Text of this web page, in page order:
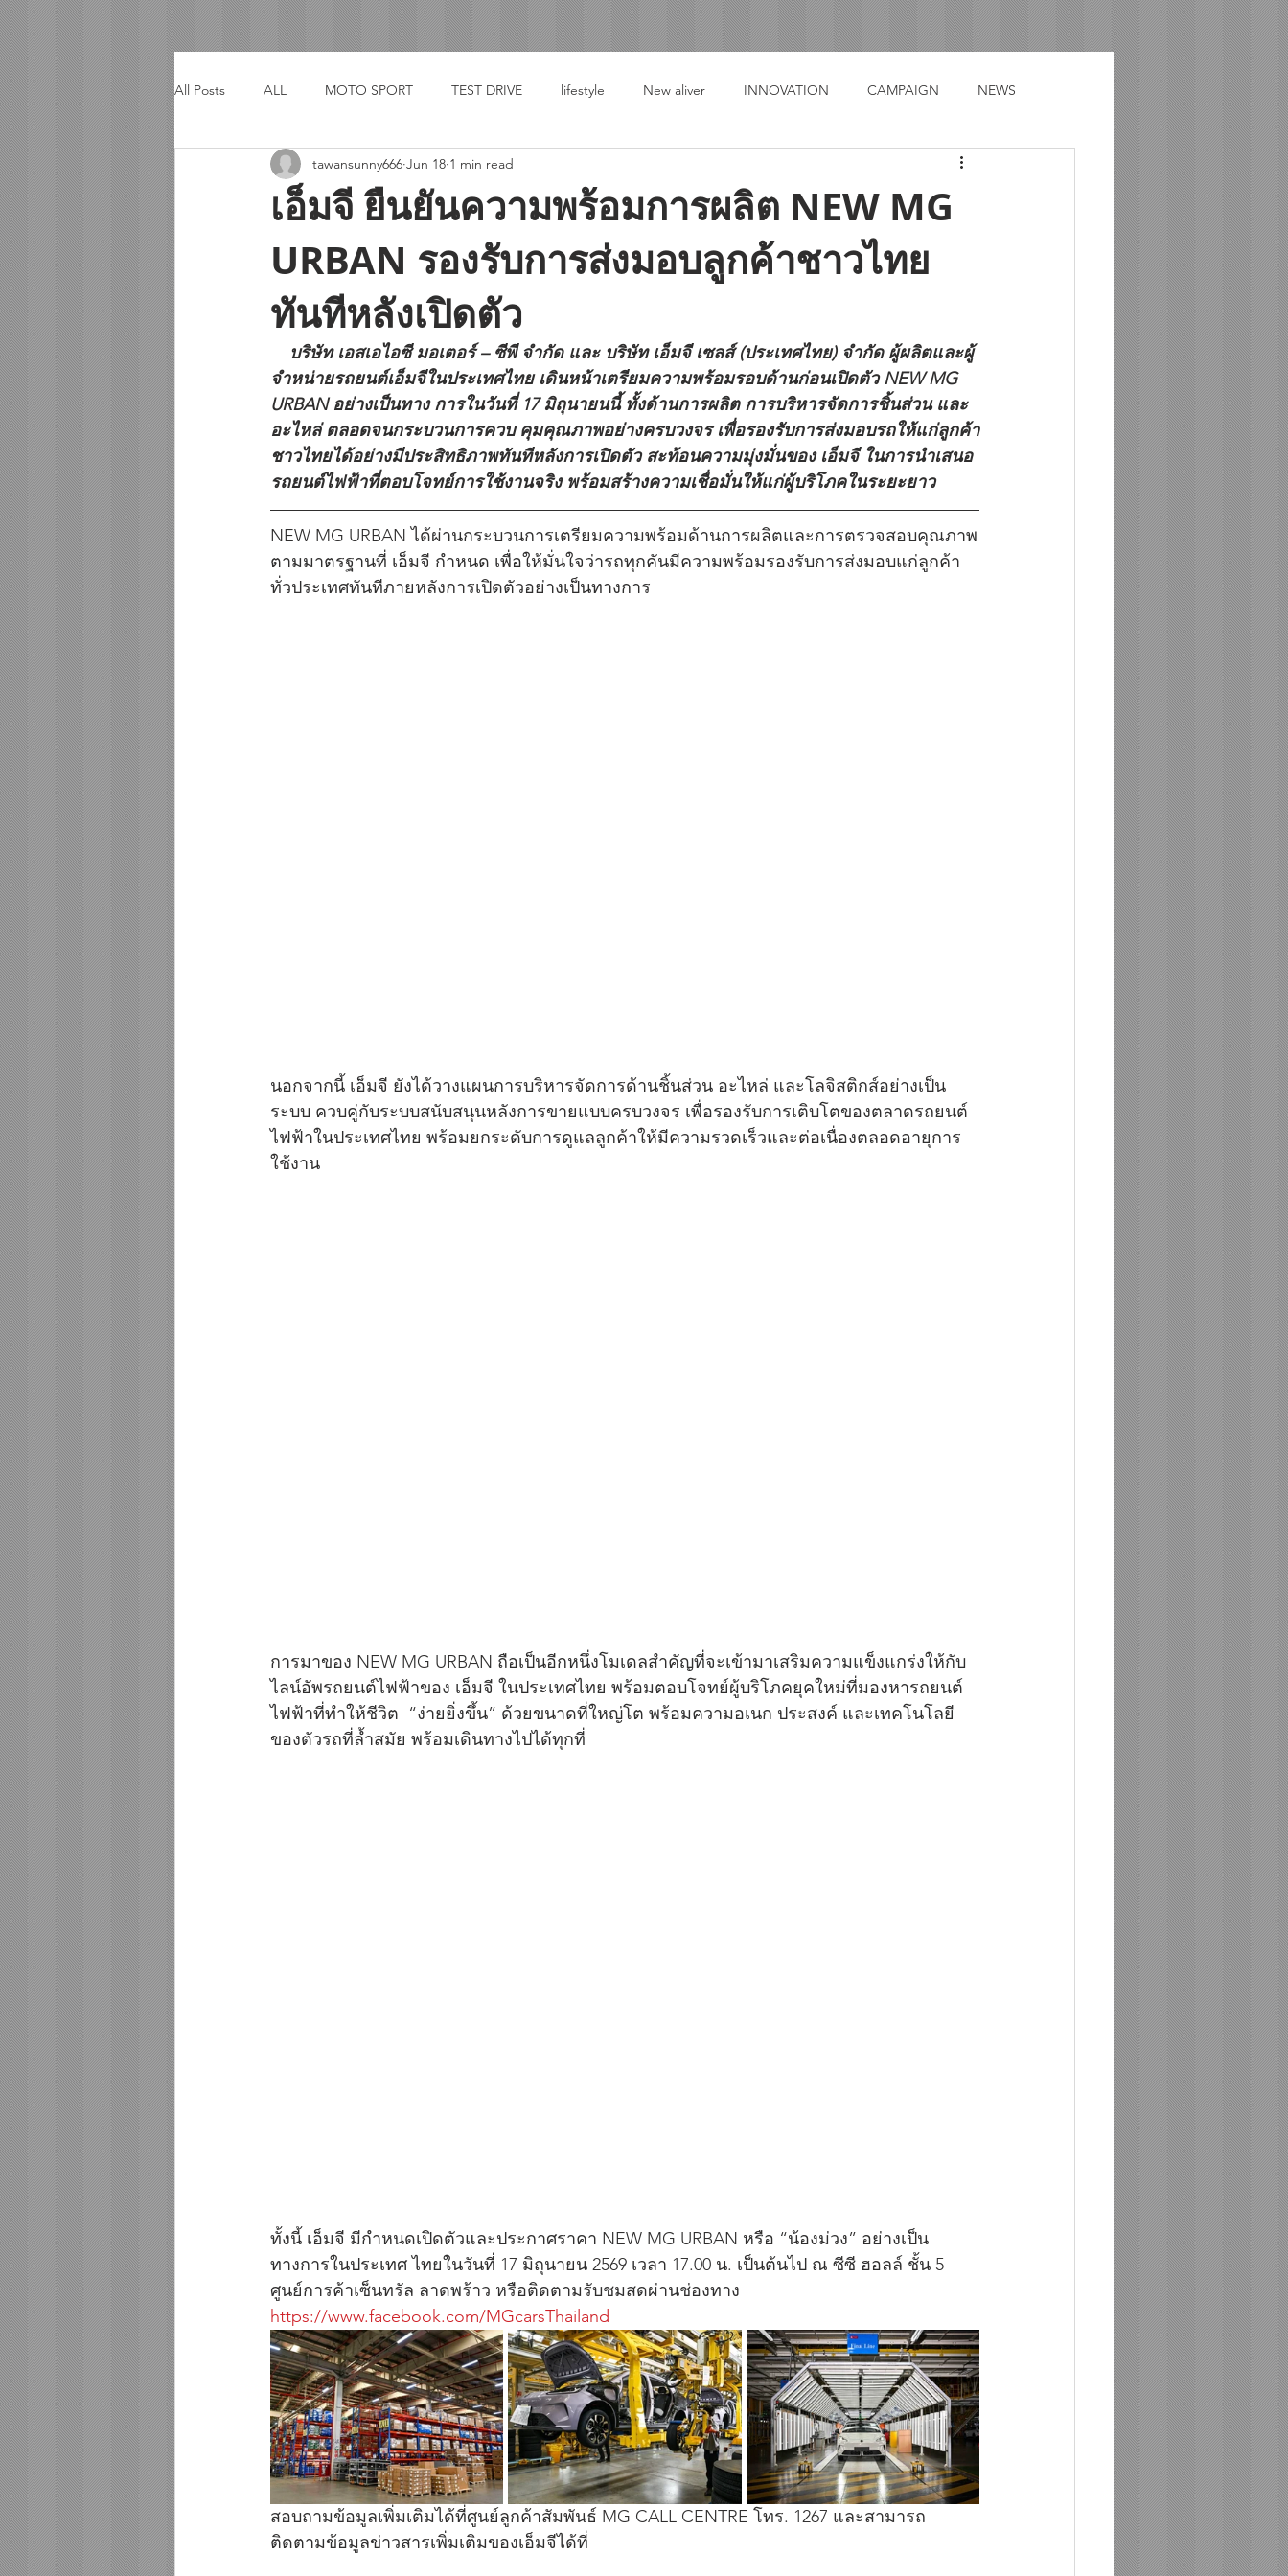
All Posts ALL MOTO SPORT TEST DRIVE lifestyle New aliver INNOVATION CAMPAIGN NEWS
TRIP
เอ็มจี ยืนยันความพร้อมการผลิต NEW MG
URBAN รองรับการส่งมอบลูกค้าชาวไทย
ทันทีหลังเปิดตัว
tawansunny666 Jun 18 1 min read
จำหน่ายรถยนต์เอ็มจีในประเทศไทย เดินหน้าเตรียมความพร้อมรอบด้านก่อนเปิดตัว NEW MG
URBAN อย่างเป็นทาง การในวันที่ 17 มิถุนายนนี้ ทั้งด้านการผลิต การบริหารจัดการชิ้นส่วน และ
อะไหล่ ตลอดจนกระบวนการควบ คุมคุณภาพอย่างครบวงจร เพื่อรองรับการส่งมอบรถให้แก่ลูกค้า
ชาวไทยได้อย่างมีประสิทธิภาพทันทีหลังการเปิดตัว สะท้อนความมุ่งมั่นของ เอ็มจี ในการนำเสนอ
รถยนต์ไฟฟ้าที่ตอบโจทย์การใช้งานจริง พร้อมสร้างความเชื่อมั่นให้แก่ผู้บริโภคในระยะยาว
NEW MG URBAN ได้ผ่านกระบวนการเตรียมความพร้อมด้านการผลิตและการตรวจสอบคุณภาพ
ตามมาตรฐานที่ เอ็มจี กำหนด เพื่อให้มั่นใจว่ารถทุกคันมีความพร้อมรองรับการส่งมอบแก่ลูกค้า
ทั่วประเทศทันทีภายหลังการเปิดตัวอย่างเป็นทางการ
นอกจากนี้ เอ็มจี ยังได้วางแผนการบริหารจัดการด้านชิ้นส่วน อะไหล่ และโลจิสติกส์อย่างเป็น
ระบบ ควบคู่กับระบบสนับสนุนหลังการขายแบบครบวงจร เพื่อรองรับการเติบโตของตลาดรถยนต์
ไฟฟ้าในประเทศไทย พร้อมยกระดับการดูแลลูกค้าให้มีความรวดเร็วและต่อเนื่องตลอดอายุการ
ใช้งาน
การมาของ NEW MG URBAN ถือเป็นอีกหนึ่งโมเดลสำคัญที่จะเข้ามาเสริมความแข็งแกร่งให้กับ
ไลน์อัพรถยนต์ไฟฟ้าของ เอ็มจี ในประเทศไทย พร้อมตอบโจทย์ผู้บริโภคยุคใหม่ที่มองหารถยนต์
ไฟฟ้าที่ทำให้ชีวิต  “ง่ายยิ่งขึ้น” ด้วยขนาดที่ใหญ่โต พร้อมความอเนก ประสงค์ และเทคโนโลยี
ของตัวรถที่ล้ำสมัย พร้อมเดินทางไปได้ทุกที่
ทั้งนี้ เอ็มจี มีกำหนดเปิดตัวและประกาศราคา NEW MG URBAN หรือ “น้องม่วง” อย่างเป็น
ทางการในประเทศ ไทยในวันที่ 17 มิถุนายน 2569 เวลา 17.00 น. เป็นต้นไป ณ ซีซี ฮอลล์ ชั้น 5
ศูนย์การค้าเซ็นทรัล ลาดพร้าว หรือติดตามรับชมสดผ่านช่องทาง
https://www.facebook.com/MGcarsThailand
สอบถามข้อมูลเพิ่มเติมได้ที่ศูนย์ลูกค้าสัมพันธ์ MG CALL CENTRE โทร. 1267 และสามารถ
ติดตามข้อมูลข่าวสารเพิ่มเติมของเอ็มจีได้ที่